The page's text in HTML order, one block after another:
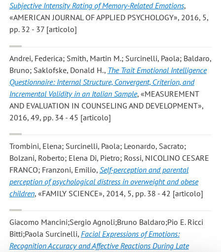
Subjective Intensity Rating of Memory-Related Emotions,
«AMERICAN JOURNAL OF APPLIED PSYCHOLOGY», 2016, 5,
pp. 32 - 37 [articolo]
Andrei, Federica; Smith, Martin M.; Surcinelli, Paola; Baldaro,
Bruno; Saklofske, Donald H., The Trait Emotional Intelligence
Questionnaire: Internal Structure, Convergent, Criterion, and
Incremental Validity in an Italian Sample, «MEASUREMENT
AND EVALUATION IN COUNSELING AND DEVELOPMENT»,
2016, 49, pp. 34 - 45 [articolo]
Trombini, Elena; Surcinelli, Paola; Leonardo, Sacrato;
Bolzani, Roberto; Elena Di, Pietro; Rossi, NICOLINO CESARE
FRANCO; Franzoni, Emilio, Self-perception and parental
perception of psychological distress in overweight and obese
children, «FAMILY SCIENCE», 2014, 5, pp. 38 - 42 [articolo]
Giacomo Mancini;Sergio Agnoli;Bruno Baldaro;Pio E. Ricci
Bitti;Paola Surcinelli, Facial Expressions of Emotions:
Recognition Accuracy and Affective Reactions During Late